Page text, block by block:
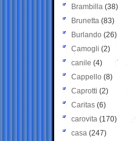
Brambilla (38)
Brunetta (83)
Burlando (26)
Camogli (2)
canile (4)
Cappello (8)
Caprotti (2)
Caritas (6)
carovita (170)
casa (247)